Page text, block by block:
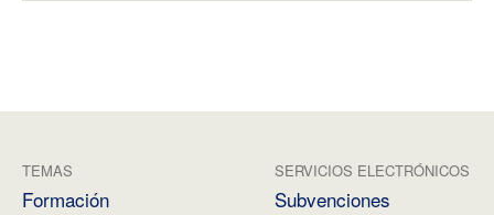
TEMAS
Formación
SERVICIOS ELECTRÓNICOS
Subvenciones